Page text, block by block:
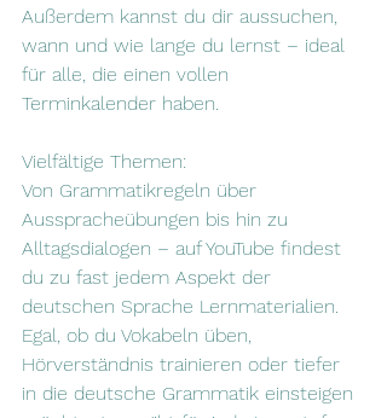
Außerdem kannst du dir aussuchen,
wann und wie lange du lernst – ideal
für alle, die einen vollen
Terminkalender haben.
Vielfältige Themen:
Von Grammatikregeln über
Ausspracheübungen bis hin zu
Alltagsdialogen – auf YouTube findest
du zu fast jedem Aspekt der
deutschen Sprache Lernmaterialien.
Egal, ob du Vokabeln üben,
Hörverständnis trainieren oder tiefer
in die deutsche Grammatik einsteigen